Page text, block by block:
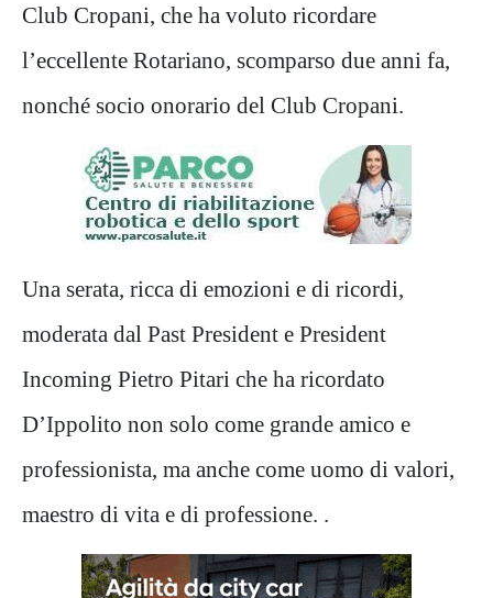
Club Cropani, che ha voluto ricordare
l’eccellente Rotariano, scomparso due anni fa,
nonché socio onorario del Club Cropani.
Una serata, ricca di emozioni e di ricordi,
moderata dal Past President e President
Incoming Pietro Pitari che ha ricordato
D’Ippolito non solo come grande amico e
professionista, ma anche come uomo di valori,
maestro di vita e di professione. .